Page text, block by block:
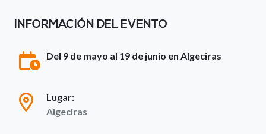
INFORMACIÓN DEL EVENTO
Del 9 de mayo al 19 de junio en Algeciras
Lugar:
Algeciras